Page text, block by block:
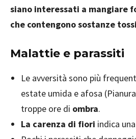
siano interessati a mangiare
che contengono sostanze
Malattie e parassiti
Le avversità sono più
estate umida e afosa
troppe ore di ombra.
La carenza di fiori indica